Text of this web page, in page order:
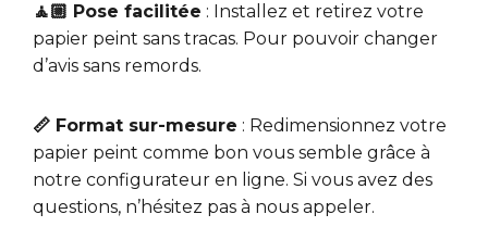
🧘🏼 Pose facilitée : Installez et retirez votre
papier peint sans tracas. Pour pouvoir changer
d’avis sans remords.
📏 Format sur-mesure : Redimensionnez votre
papier peint comme bon vous semble grâce à
notre configurateur en ligne. Si vous avez des
questions, n’hésitez pas à nous appeler.